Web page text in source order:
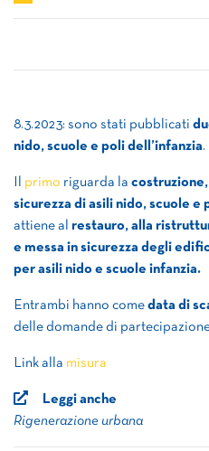
8.3.2023: sono stati pubblicati
nido, scuole e poli dell’infanzia.
primo riguarda la
sicurezza di asili nido, scuole e
attiene al restauro, alla
e messa in sicurezza degli
per asili nido e scuole infanzia.
Entrambi hanno come data di
delle domande di
Link alla misura
Leggi anche
Rigenerazione urbana